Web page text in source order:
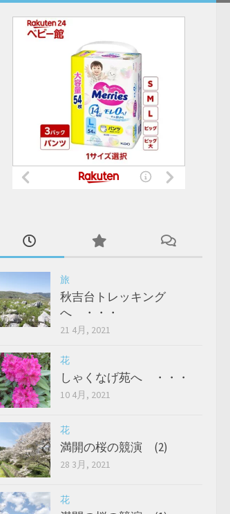
旅
秋吉台トレッキング
へ ・・・
21 4月, 2021
花
しゃくなげ苑へ ・・・
10 4月, 2021
花
満開の桜の競演 (2)
28 3月, 2021
花